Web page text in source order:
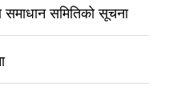
समाधान समितिको सूचना